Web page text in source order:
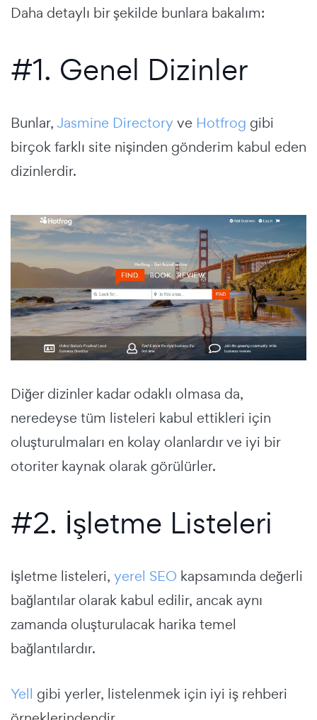
Daha detaylı bir şekilde bunlara bakalım:
#1. Genel Dizinler
Bunlar,Jasmine Directoryve Hotfrog gibi
birçok farklı site nişinden gönderim kabul eden
dizinlerdir.
Diğer dizinler kadar odaklı olmasa da,
neredeyse tüm listeleri kabul ettikleri için
oluşturulmaları en kolay olanlardır ve iyi bir
otoriter kaynak olarak görülürler.
#2. İşletme Listeleri
İşletme listeleri, yerel SEO kapsamında değerli
bağlantılar olarak kabul edilir, ancak aynı
zamanda oluşturulacak harika temel
bağlantılardır.
Yell gibi yerler, listelenmek için iyi iş rehberi